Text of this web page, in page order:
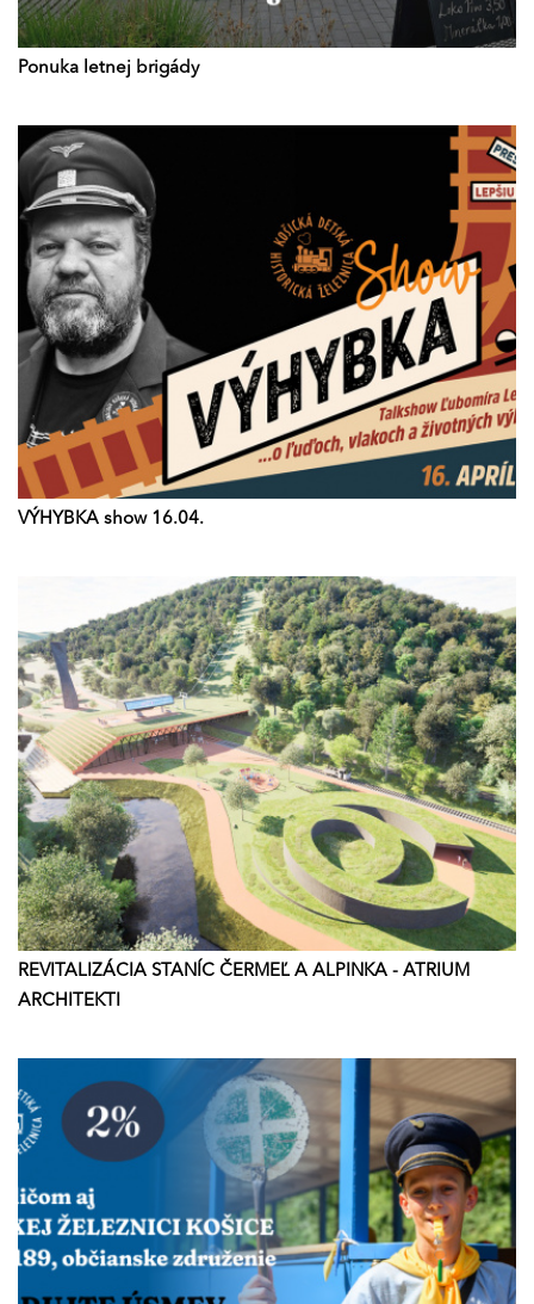
Ponuka letnej brigády
VÝHYBKA show 16.04.
REVITALIZÁCIA STANÍC ČERMEĽ A ALPINKA - ATRIUM
ARCHITEKTI